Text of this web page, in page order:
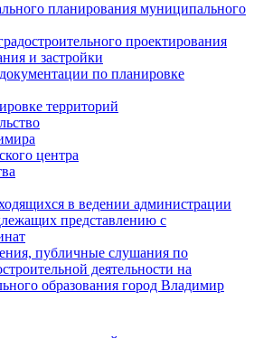
планирования муниципального
проектирования
и застройки
по планировке
территорий
центра
в ведении администрации
представлению с
публичные слушания по
деятельности на
образования город Владимир